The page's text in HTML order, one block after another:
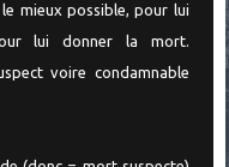
mieux possible, pour lui
lui donner la mort.
voire condamnable